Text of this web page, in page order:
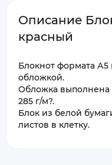
Описание
красный
Блокнот формата
обложкой.
Обложка выполнена
285 г/м?.
Блок из белой
листов в клетку.